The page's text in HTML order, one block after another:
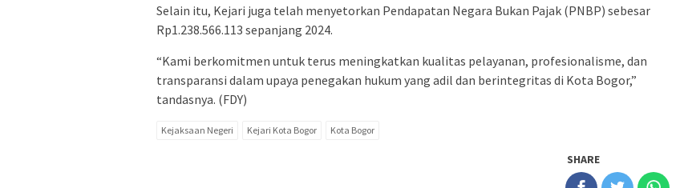
Selain itu, Kejari juga telah menyetorkan Pendapatan Negara Bukan Pajak (PNBP) sebesar
Rp1.238.566.113 sepanjang 2024.
“Kami berkomitmen untuk terus meningkatkan kualitas pelayanan, profesionalisme, dan
transparansi dalam upaya penegakan hukum yang adil dan berintegritas di Kota Bogor,”
tandasnya. (FDY)
Kejaksaan Negeri Kejari Kota Bogor Kota Bogor
SHARE